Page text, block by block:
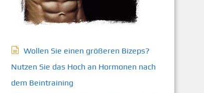
Wollen Sie einen größeren Bizeps?
Nutzen Sie das Hoch an Hormonen nach
dem Beintraining